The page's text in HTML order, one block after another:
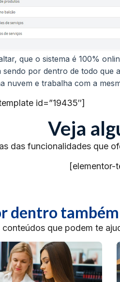
que o sistema é 100%
sendo por dentro de todo
nuvem e trabalha com a
id=”19435″]
Veja
das funcionalidades que
[elementor-
dentro também
que podem te